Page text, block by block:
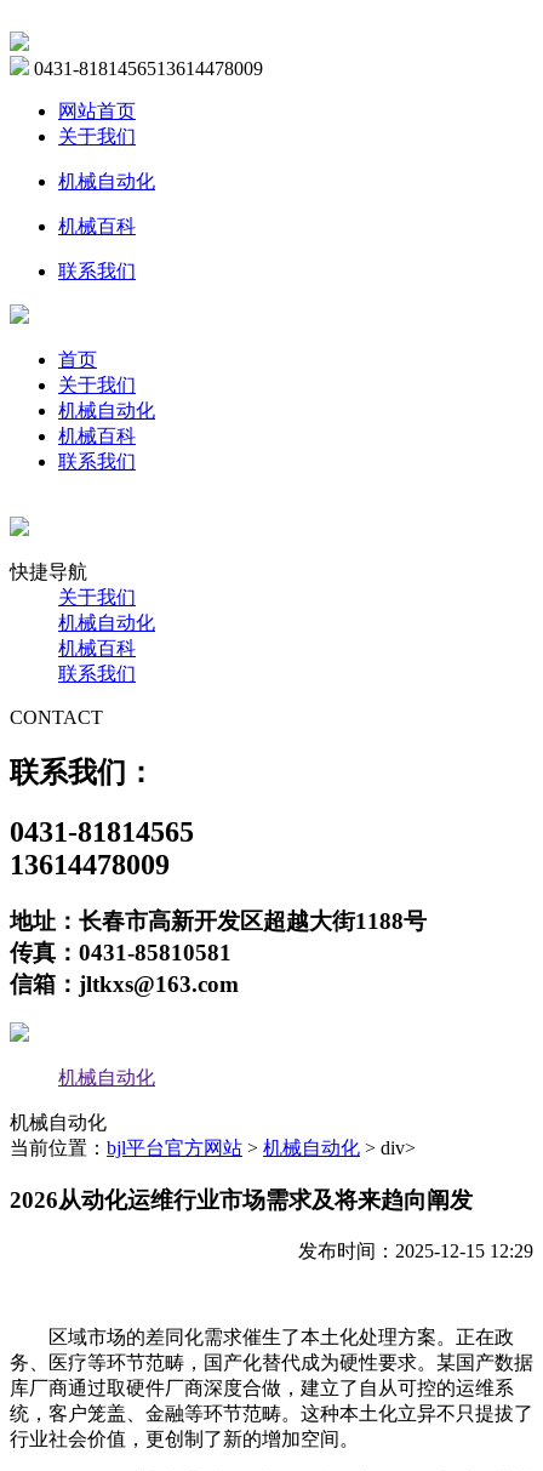
0431-8181456513614478009
网站首页
关于我们
机械自动化
机械百科
联系我们
首页
关于我们
机械自动化
机械百科
联系我们
快捷导航
关于我们
机械自动化
机械百科
联系我们
CONTACT
联系我们：
0431-81814565
13614478009
地址：长春市高新开发区超越大街1188号
传真：0431-85810581
信箱：jltkxs@163.com
机械自动化
机械自动化
当前位置： bjl平台官方网站 > 机械自动化 > div>
2026从动化运维行业市场需求及将来趋向阐发
发布时间：2025-12-15 12:29
区域市场的差同化需求催生了本土化处理方案。正在政
务、医疗等环节范畴，国产化替代成为硬性要求。某国产数据
库厂商通过取硬件厂商深度合做，建立了自从可控的运维系
统，客户笼盖、金融等环节范畴。这种本土化立异不只提拔了
行业社会价值，更创制了新的增加空间。